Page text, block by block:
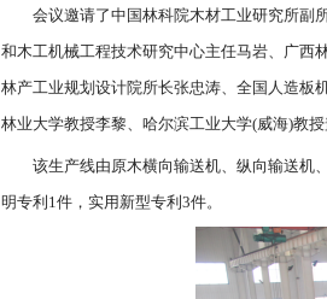
会议邀请了中国林科院木材工业研究所副
和木工机械工程技术研究中心主任马岩、广西
林产工业规划设计院所长张忠涛、全国人造板
林业大学教授李黎、哈尔滨工业大学(威海)教授
该生产线由原木横向输送机、纵向输送机
明专利1件，实用新型专利3件。